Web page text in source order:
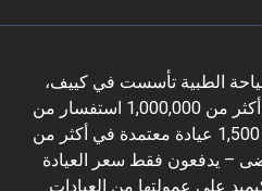
الطبية تأسست في كييف،
أوكرانيا، عام 2014. استقبلت أكثر من 1,000,000 استفسار من
المرضى وتتعاون مع أكثر من 1,500 عيادة معتمدة في أكثر من
– يدفعون فقط سعر العيادة
على عمولتها من العيادات.